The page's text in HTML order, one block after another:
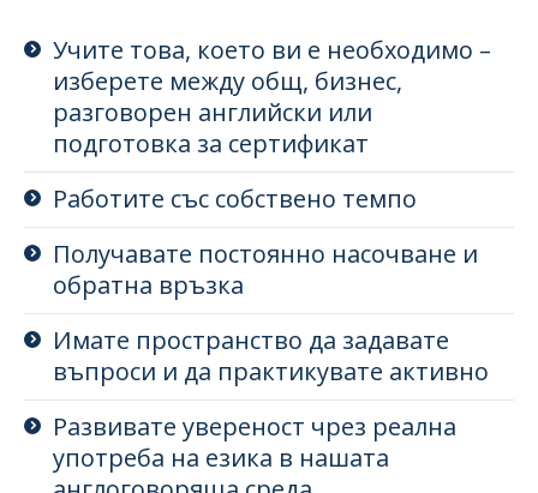
Учите това, което ви е необходимо –
изберете между общ, бизнес,
разговорен английски или
подготовка за сертификат
Работите със собствено темпо
Получавате постоянно насочване и
обратна връзка
Имате пространство да задавате
въпроси и да практикувате активно
Развивате увереност чрез реална
употреба на езика в нашата